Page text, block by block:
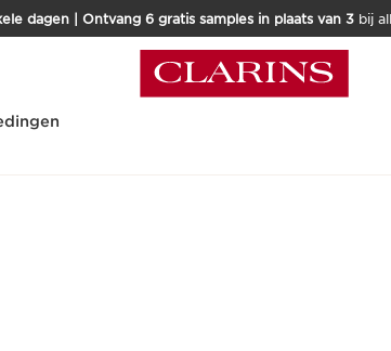
dagen | Ontvang 6 gratis samples in plaats van 3 bij